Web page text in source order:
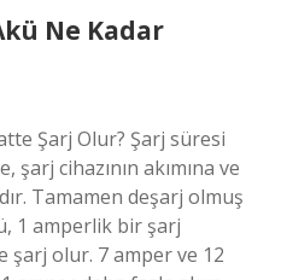
Ne Kadar
Şarj Olur? Şarj süresi
cihazının akımına ve
Tamamen deşarj olmuş
1 amperlik bir şarj
şarj olur. 7 amper ve 12